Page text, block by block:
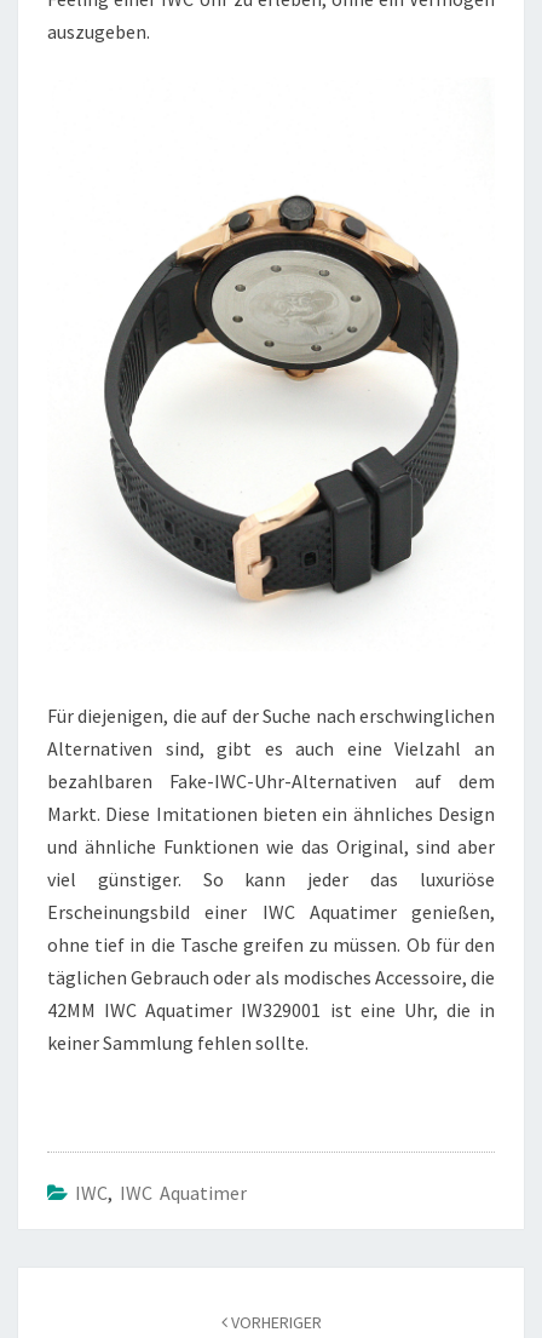
auszugeben.
Für diejenigen, die auf der Suche nach erschwinglichen
Alternativen sind, gibt es auch eine Vielzahl an
bezahlbaren Fake-IWC-Uhr-Alternativen auf dem
Markt. Diese Imitationen bieten ein ähnliches Design
und ähnliche Funktionen wie das Original, sind aber
viel günstiger. So kann jeder das luxuriöse
Erscheinungsbild einer IWC Aquatimer genießen,
ohne tief in die Tasche greifen zu müssen. Ob für den
täglichen Gebrauch oder als modisches Accessoire, die
42MM IWC Aquatimer IW329001 ist eine Uhr, die in
keiner Sammlung fehlen sollte.
IWC, IWC Aquatimer
VORHERIGER